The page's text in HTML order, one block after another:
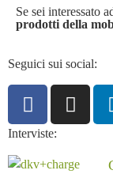
Se sei interessato
prodotti della
Seguici sui social:
Interviste: